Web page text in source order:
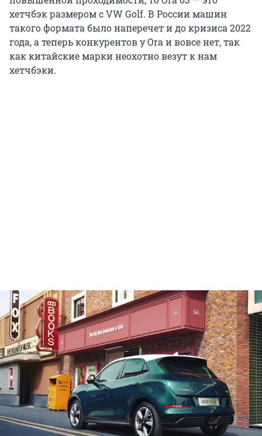
хетчбэк размером с VW Golf. В России машин
такого формата было наперечет и до кризиса 2022
года, а теперь конкурентов у Ora и вовсе нет, так
как китайские марки неохотно везут к нам
хетчбэки.